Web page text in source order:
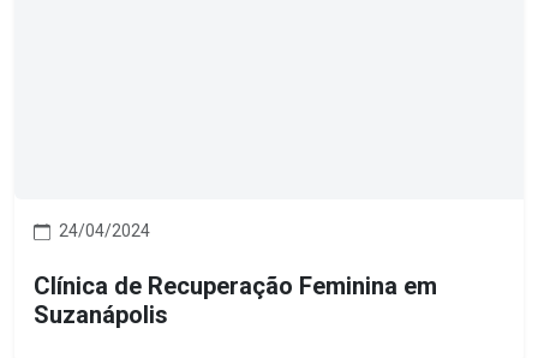
24/04/2024
Clínica de Recuperação Feminina em
Suzanápolis